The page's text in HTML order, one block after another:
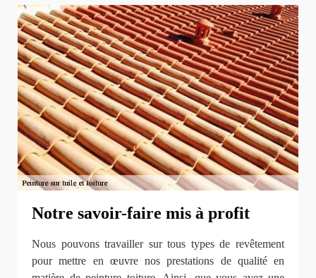
Notre savoir-faire mis à profit
Nous pouvons travailler sur tous types de revêtement
pour mettre en œuvre nos prestations de qualité en